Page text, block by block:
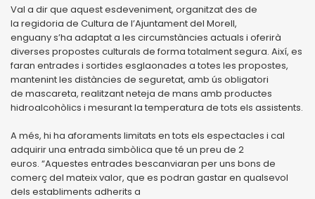
Val a dir que aquest esdeveniment, organitzat des de
la regidoria de Cultura de l’Ajuntament del Morell,
enguany s’ha adaptat a les circumstàncies actuals i oferirà
diverses propostes culturals de forma totalment segura. Així, es
faran entrades i sortides esglaonades a totes les propostes,
mantenint les distàncies de seguretat, amb ús obligatori
de mascareta, realitzant neteja de mans amb productes
hidroalcohòlics i mesurant la temperatura de tots els assistents.
A més, hi ha aforaments limitats en tots els espectacles i cal
adquirir una entrada simbòlica que té un preu de 2
euros. “Aquestes entrades bescanviaran per uns bons de
comerç del mateix valor, que es podran gastar en qualsevol
dels establiments adherits a